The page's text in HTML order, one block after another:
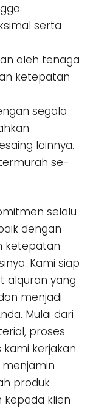
serta
oleh tenaga
ketepatan
segala
lainnya.
se-
selalu
dengan
ketepatan
Kami siap
alquran yang
menjadi
Mulai dari
proses
kerjakan
produk
klien